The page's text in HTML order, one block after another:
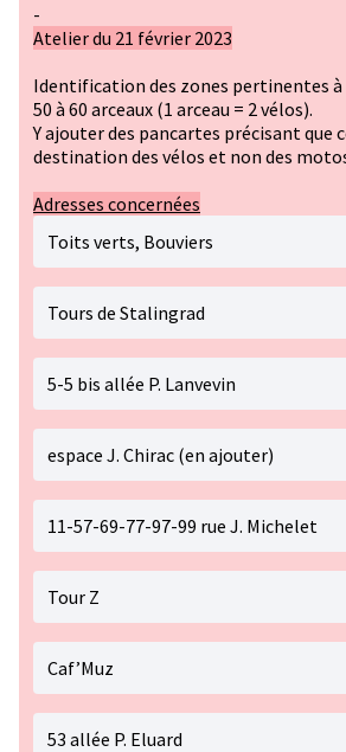
-
Atelier du 21 février 2023
Identification des zones pertinentes
50 à 60 arceaux (1 arceau = 2 vélos).
Y ajouter des pancartes précisant que
destination des vélos et non des
Adresses concernées
Toits verts, Bouviers
Tours de Stalingrad
5-5 bis allée P. Lanvevin
espace J. Chirac (en ajouter)
11-57-69-77-97-99 rue J. Michelet
Tour Z
Caf’Muz
53 allée P. Eluard